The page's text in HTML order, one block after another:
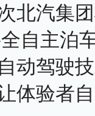
北汽集
自主泊
动驾驶
体验者